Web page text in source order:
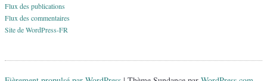
Flux des publications
Flux des commentaires
Site de WordPress-FR